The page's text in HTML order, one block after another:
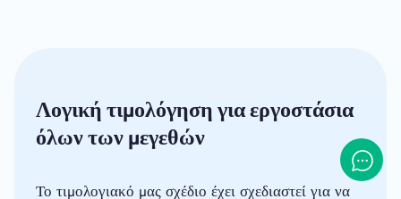
Λογική τιμολόγηση για εργοστάσια
όλων των μεγεθών
Το τιμολογιακό μας σχέδιο έχει σχεδιαστεί για να